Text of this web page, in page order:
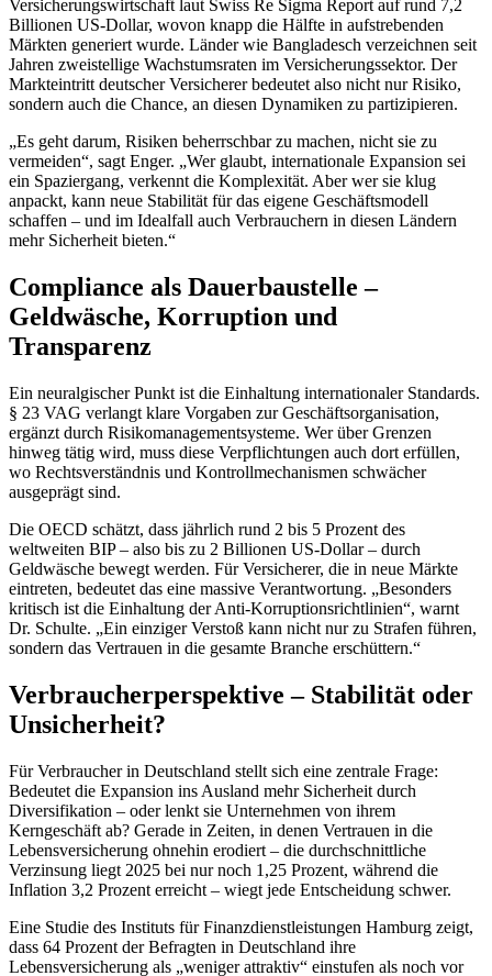
Versicherungswirtschaft laut Swiss Re Sigma Report auf rund 7,2
Billionen US-Dollar, wovon knapp die Hälfte in aufstrebenden
Märkten generiert wurde. Länder wie Bangladesch verzeichnen seit
Jahren zweistellige Wachstumsraten im Versicherungssektor. Der
Markteintritt deutscher Versicherer bedeutet also nicht nur Risiko,
sondern auch die Chance, an diesen Dynamiken zu partizipieren.
„Es geht darum, Risiken beherrschbar zu machen, nicht sie zu
vermeiden“, sagt Enger. „Wer glaubt, internationale Expansion sei
ein Spaziergang, verkennt die Komplexität. Aber wer sie klug
anpackt, kann neue Stabilität für das eigene Geschäftsmodell
schaffen – und im Idealfall auch Verbrauchern in diesen Ländern
mehr Sicherheit bieten.“
Compliance als Dauerbaustelle –
Geldwäsche, Korruption und
Transparenz
Ein neuralgischer Punkt ist die Einhaltung internationaler Standards.
§ 23 VAG verlangt klare Vorgaben zur Geschäftsorganisation,
ergänzt durch Risikomanagementsysteme. Wer über Grenzen
hinweg tätig wird, muss diese Verpflichtungen auch dort erfüllen,
wo Rechtsverständnis und Kontrollmechanismen schwächer
ausgeprägt sind.
Die OECD schätzt, dass jährlich rund 2 bis 5 Prozent des
weltweiten BIP – also bis zu 2 Billionen US-Dollar – durch
Geldwäsche bewegt werden. Für Versicherer, die in neue Märkte
eintreten, bedeutet das eine massive Verantwortung. „Besonders
kritisch ist die Einhaltung der Anti-Korruptionsrichtlinien“, warnt
Dr. Schulte. „Ein einziger Verstoß kann nicht nur zu Strafen führen,
sondern das Vertrauen in die gesamte Branche erschüttern.“
Verbraucherperspektive – Stabilität oder
Unsicherheit?
Für Verbraucher in Deutschland stellt sich eine zentrale Frage:
Bedeutet die Expansion ins Ausland mehr Sicherheit durch
Diversifikation – oder lenkt sie Unternehmen von ihrem
Kerngeschäft ab? Gerade in Zeiten, in denen Vertrauen in die
Lebensversicherung ohnehin erodiert – die durchschnittliche
Verzinsung liegt 2025 bei nur noch 1,25 Prozent, während die
Inflation 3,2 Prozent erreicht – wiegt jede Entscheidung schwer.
Eine Studie des Instituts für Finanzdienstleistungen Hamburg zeigt,
dass 64 Prozent der Befragten in Deutschland ihre
Lebensversicherung als „weniger attraktiv“ einstufen als noch vor